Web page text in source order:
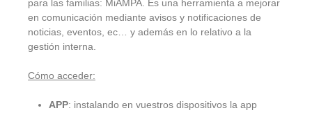
para las familias: MiAMPA. Es una herramienta a mejorar
en comunicación mediante avisos y notificaciones de
noticias, eventos, ec… y además en lo relativo a la
gestión interna.
Cómo acceder:
APP: instalando en vuestros dispositivos la app